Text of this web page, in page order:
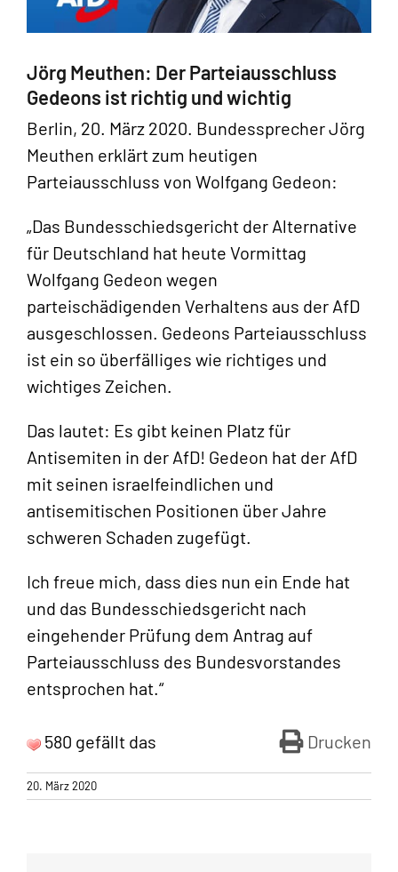
Jörg Meuthen: Der Parteiausschluss
Gedeons ist richtig und wichtig
Berlin, 20. März 2020. Bundessprecher Jörg
Meuthen erklärt zum heutigen
Parteiausschluss von Wolfgang Gedeon:
„Das Bundesschiedsgericht der Alternative
für Deutschland hat heute Vormittag
Wolfgang Gedeon wegen
parteischädigenden Verhaltens aus der AfD
ausgeschlossen. Gedeons Parteiausschluss
ist ein so überfälliges wie richtiges und
wichtiges Zeichen.
Das lautet: Es gibt keinen Platz für
Antisemiten in der AfD! Gedeon hat der AfD
mit seinen israelfeindlichen und
antisemitischen Positionen über Jahre
schweren Schaden zugefügt.
Ich freue mich, dass dies nun ein Ende hat
und das Bundesschiedsgericht nach
eingehender Prüfung dem Antrag auf
Parteiausschluss des Bundesvorstandes
entsprochen hat.“
Drucken
580 gefällt das
20. März 2020